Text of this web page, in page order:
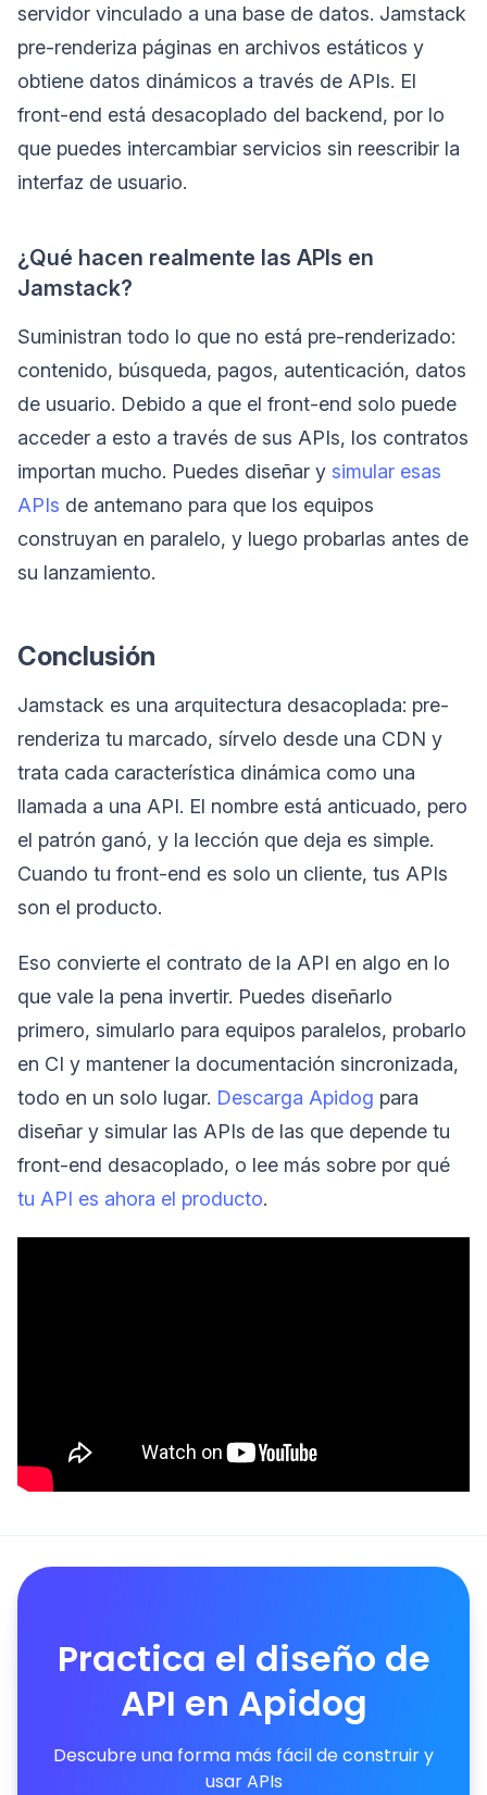
servidor vinculado a una base de datos. Jamstack
pre-renderiza páginas en archivos estáticos y
obtiene datos dinámicos a través de APIs. El
front-end está desacoplado del backend, por lo
que puedes intercambiar servicios sin reescribir la
interfaz de usuario.
¿Qué hacen realmente las APIs en
Jamstack?
Suministran todo lo que no está pre-renderizado:
contenido, búsqueda, pagos, autenticación, datos
de usuario. Debido a que el front-end solo puede
acceder a esto a través de sus APIs, los contratos
importan mucho. Puedes diseñar y simular esas
APIs de antemano para que los equipos
construyan en paralelo, y luego probarlas antes de
su lanzamiento.
Conclusión
Jamstack es una arquitectura desacoplada: pre-
renderiza tu marcado, sírvelo desde una CDN y
trata cada característica dinámica como una
llamada a una API. El nombre está anticuado, pero
el patrón ganó, y la lección que deja es simple.
Cuando tu front-end es solo un cliente, tus APIs
son el producto.
Eso convierte el contrato de la API en algo en lo
que vale la pena invertir. Puedes diseñarlo
primero, simularlo para equipos paralelos, probarlo
en CI y mantener la documentación sincronizada,
todo en un solo lugar. Descarga Apidog para
diseñar y simular las APIs de las que depende tu
front-end desacoplado, o lee más sobre por qué
tu API es ahora el producto.
Practica el diseño de
API en Apidog
Descubre una forma más fácil de construir y
usar APIs